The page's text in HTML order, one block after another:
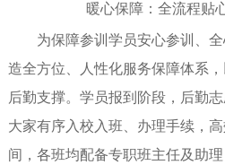
暖心保障：全流程贴
为保障参训学员安心参训、
造全方位、人性化服务保障体系
后勤支撑。学员报到阶段，后勤
大家有序入校入班、办理手续，
间，各班均配备专职班主任及助